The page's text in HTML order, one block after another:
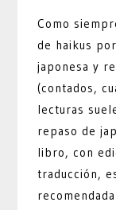
Como
de haikus
japonesa y
(contados,
lecturas
repaso de
libro, con
traducción,